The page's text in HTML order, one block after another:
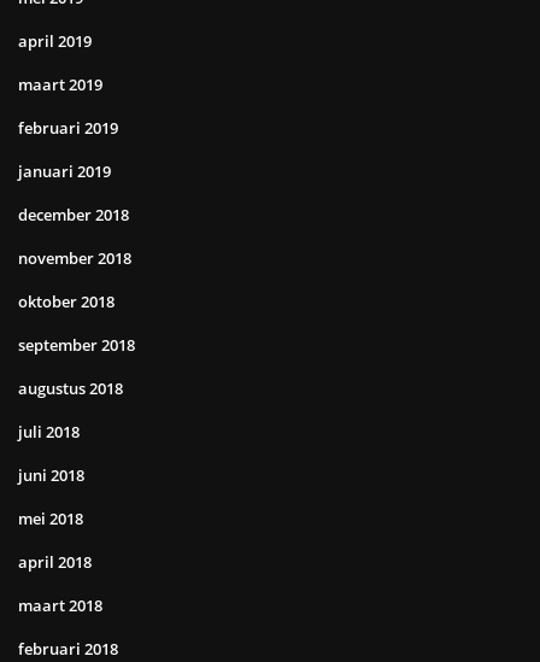
april 2019
maart 2019
februari 2019
januari 2019
december 2018
november 2018
oktober 2018
september 2018
augustus 2018
juli 2018
juni 2018
mei 2018
april 2018
maart 2018
februari 2018